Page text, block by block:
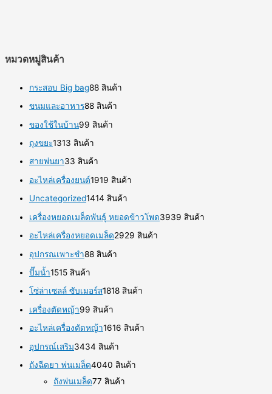
หมวดหมู่สินค้า
กระสอบ Big bag88 สินค้า
ขนมและอาหาร88 สินค้า
ของใช้ในบ้าน99 สินค้า
ถุงขยะ1313 สินค้า
สายพ่นยา33 สินค้า
อะไหล่เครื่องยนต์1919 สินค้า
Uncategorized1414 สินค้า
เครื่องหยอดเมล็ดพันธุ์ หยอดข้าวโพด3939 สินค้า
อะไหล่เครื่องหยอดเมล็ด2929 สินค้า
อุปกรณเพาะชำ88 สินค้า
ปั๊มน้ำ1515 สินค้า
โซ่ล่าเซลล์ ซับเมอร์ส1818 สินค้า
เครื่องตัดหญ้า99 สินค้า
อะไหล่เครื่องตัดหญ้า1616 สินค้า
อุปกรณ์เสริม3434 สินค้า
ถังฉีดยา พ่นเมล็ด4040 สินค้า
ถังพ่นเมล็ด77 สินค้า